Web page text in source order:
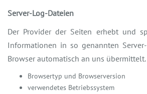
Server-Log-Dateien
Der Provider der Seiten erhebt und
Informationen in so genannten
Browser automatisch an uns
Browsertyp und Browserversion
verwendetes Betriebssystem